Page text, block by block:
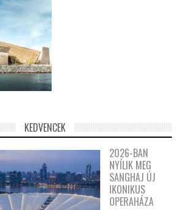
KEDVENCEK
2026-BAN
NYÍLIK MEG
SANGHAJ ÚJ
IKONIKUS
OPERAHÁZA